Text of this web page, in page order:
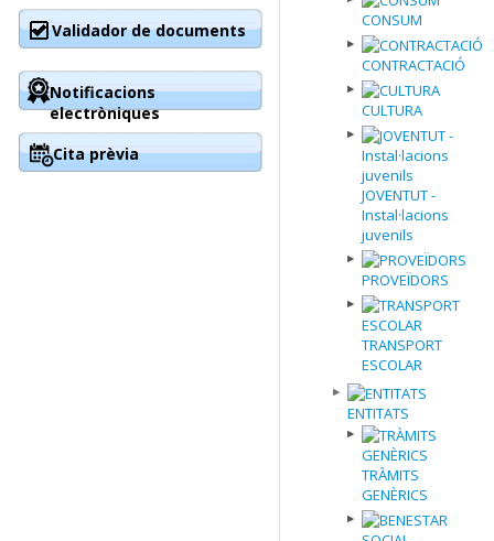
CONSUM
CONTRACTACIÓ
CULTURA
JOVENTUT -
Instal·lacions
juvenils
PROVEÏDORS
TRANSPORT
ESCOLAR
ENTITATS
TRÀMITS
GENÈRICS
Validador de documents
Notificacions
electròniques
Cita prèvia